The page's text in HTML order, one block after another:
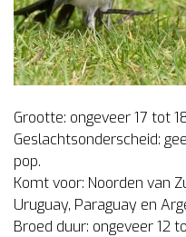
Grootte: ongeveer 17 tot
Geslachtsonderscheid:
pop.
Komt voor: Noorden van
Uruguay, Paraguay en
Broed duur: ongeveer 12